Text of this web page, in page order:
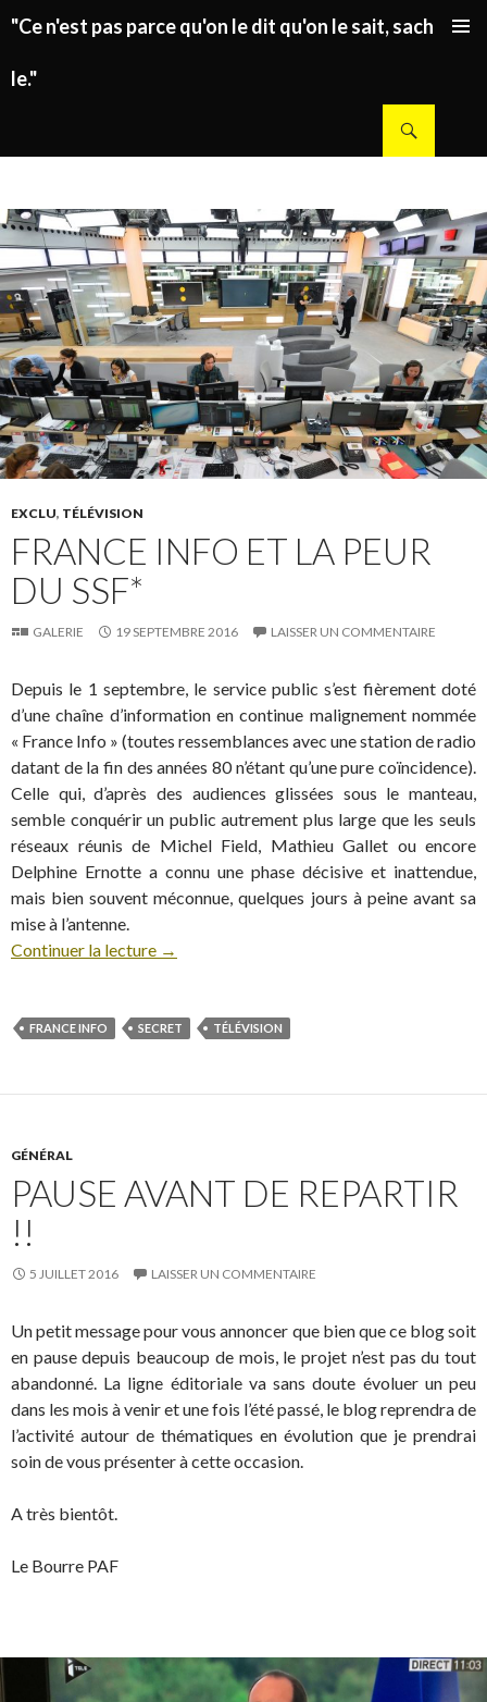
"Ce n'est pas parce qu'on le dit qu'on le sait, sachez
le."
EXCLU, TÉLÉVISION
FRANCE INFO ET LA PEUR
DU SSF*
GALERIE 19 SEPTEMBRE 2016 LAISSER UN COMMENTAIRE
Depuis le 1 septembre, le service public s’est fièrement doté
d’une chaîne d’information en continue malignement nommée
« France Info » (toutes ressemblances avec une station de radio
datant de la fin des années 80 n’étant qu’une pure coïncidence).
Celle qui, d’après des audiences glissées sous le manteau,
semble conquérir un public autrement plus large que les seuls
réseaux réunis de Michel Field, Mathieu Gallet ou encore
Delphine Ernotte a connu une phase décisive et inattendue,
mais bien souvent méconnue, quelques jours à peine avant sa
mise à l’antenne.
Continuer la lecture →
FRANCE INFO SECRET TÉLÉVISION
GÉNÉRAL
PAUSE AVANT DE REPARTIR
!!
5 JUILLET 2016 LAISSER UN COMMENTAIRE
Un petit message pour vous annoncer que bien que ce blog soit
en pause depuis beaucoup de mois, le projet n’est pas du tout
abandonné. La ligne éditoriale va sans doute évoluer un peu
dans les mois à venir et une fois l’été passé, le blog reprendra de
l’activité autour de thématiques en évolution que je prendrai
soin de vous présenter à cette occasion.
A très bientôt.
Le Bourre PAF